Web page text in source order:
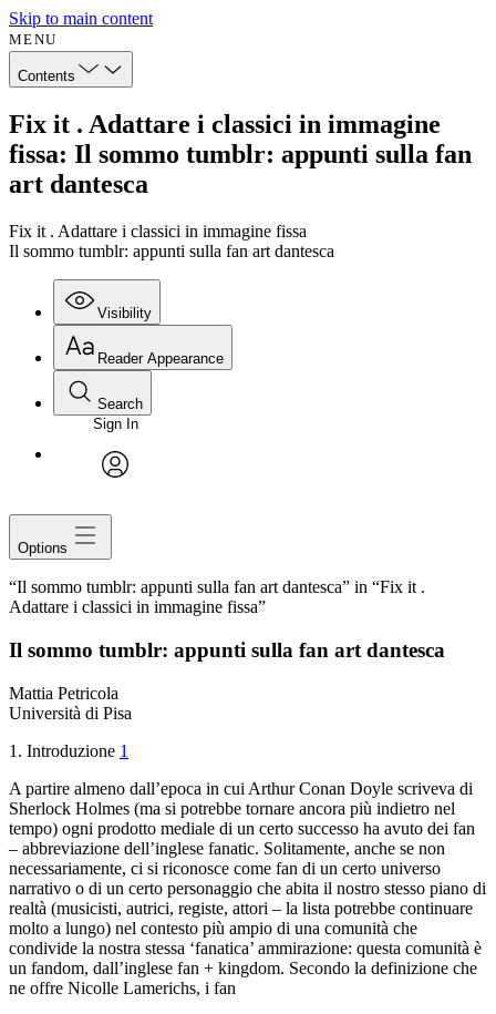
Skip to main content
MENU
Contents
Fix it . Adattare i classici in immagine
fissa: Il sommo tumblr: appunti sulla fan
art dantesca
Fix it . Adattare i classici in immagine fissa
Il sommo tumblr: appunti sulla fan art dantesca
Visibility
Reader Appearance
Search
Sign In
Options
“Il sommo tumblr: appunti sulla fan art dantesca” in “Fix it .
Adattare i classici in immagine fissa”
Il sommo tumblr: appunti sulla fan art dantesca
Mattia Petricola
Università di Pisa
1. Introduzione 1
A partire almeno dall’epoca in cui ArthurConan Doyle scriveva di
Sherlock Holmes (ma si potrebbe tornare ancora più indietro nel
tempo) ogni prodotto mediale di un certo successo ha avuto dei fan
– abbreviazione dell’inglese fanatic. Solitamente, anche se non
necessariamente, ci si riconosce come fan di un certo universo
narrativo o di un certo personaggio che abita il nostro stesso piano di
realtà (musicisti, autrici, registe, attori – la lista potrebbe continuare
molto a lungo) nel contesto più ampio di una comunità che
condivide la nostra stessa ‘fanatica’ ammirazione: questa comunità è
un fandom, dall’inglese fan + kingdom. Secondo la definizione che
ne offre Nicolle Lamerichs, i fan